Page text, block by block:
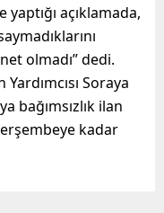
açıklamada,
olmadı” dedi.
Soraya
bağımsızlık ilan
kadar